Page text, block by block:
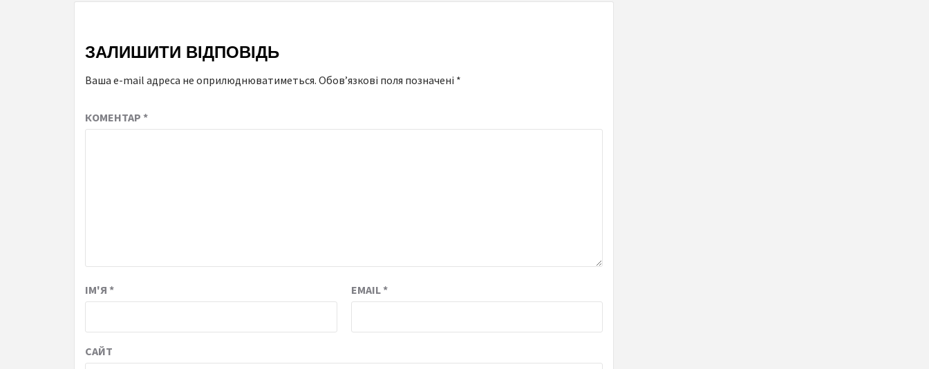
ЗАЛИШИТИ ВІДПОВІДЬ
Ваша e-mail адреса не оприлюднюватиметься. Обов’язкові поля позначені *
КОМЕНТАР *
ІМ'Я * EMAIL*
САЙТ